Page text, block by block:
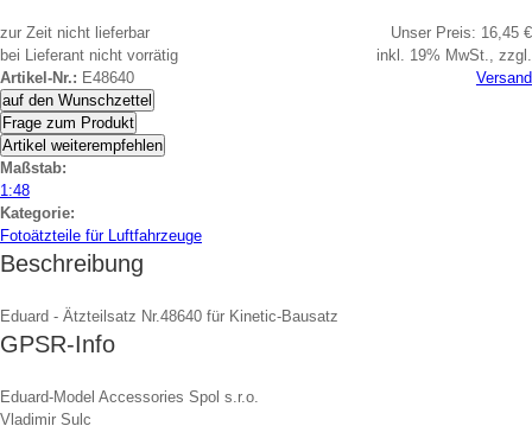
zur Zeit nicht lieferbar
bei Lieferant nicht vorrätig
Artikel-Nr.: E48640
auf den Wunschzettel
Frage zum Produkt
Artikel weiterempfehlen
Unser Preis: 16,45 €
inkl. 19% MwSt., zzgl.
Versand
Maßstab:
1:48
Kategorie:
Fotoätzteile für Luftfahrzeuge
Beschreibung
Eduard - Ätzteilsatz Nr.48640 für Kinetic-Bausatz
GPSR-Info
Eduard-Model Accessories Spol s.r.o.
Vladimir Sulc